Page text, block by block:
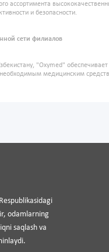
ассортимента
и безопасности.
сети филиалов
"Oxymed"
медицинским
odamlarning
saqlash va